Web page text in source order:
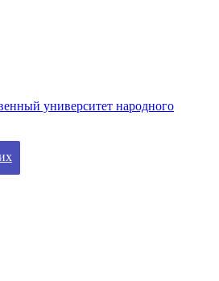
университет народного